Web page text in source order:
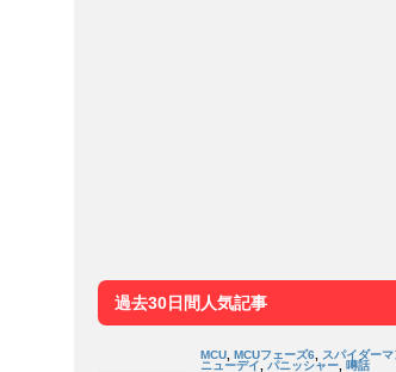
過去30日間人気記事